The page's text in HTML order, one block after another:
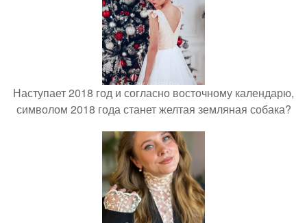
Наступает 2018 год и согласно восточному календарю,
символом 2018 года станет желтая земляная собака?